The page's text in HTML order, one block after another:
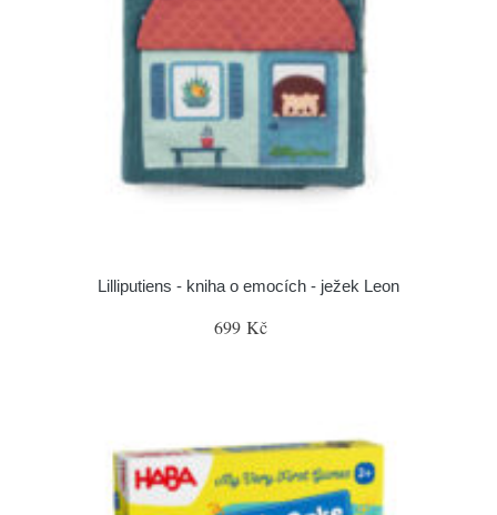
Lilliputiens - kniha o emocích - ježek Leon
699 Kč